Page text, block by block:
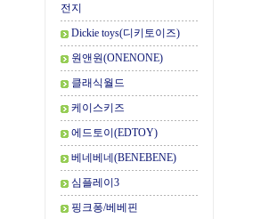
전지
Dickie toys(디키토이즈)
원앤원(ONENONE)
클래식월드
케이스키즈
에드토이(EDTOY)
베네베네(BENEBENE)
심플레이3
핑크퐁/베베핀